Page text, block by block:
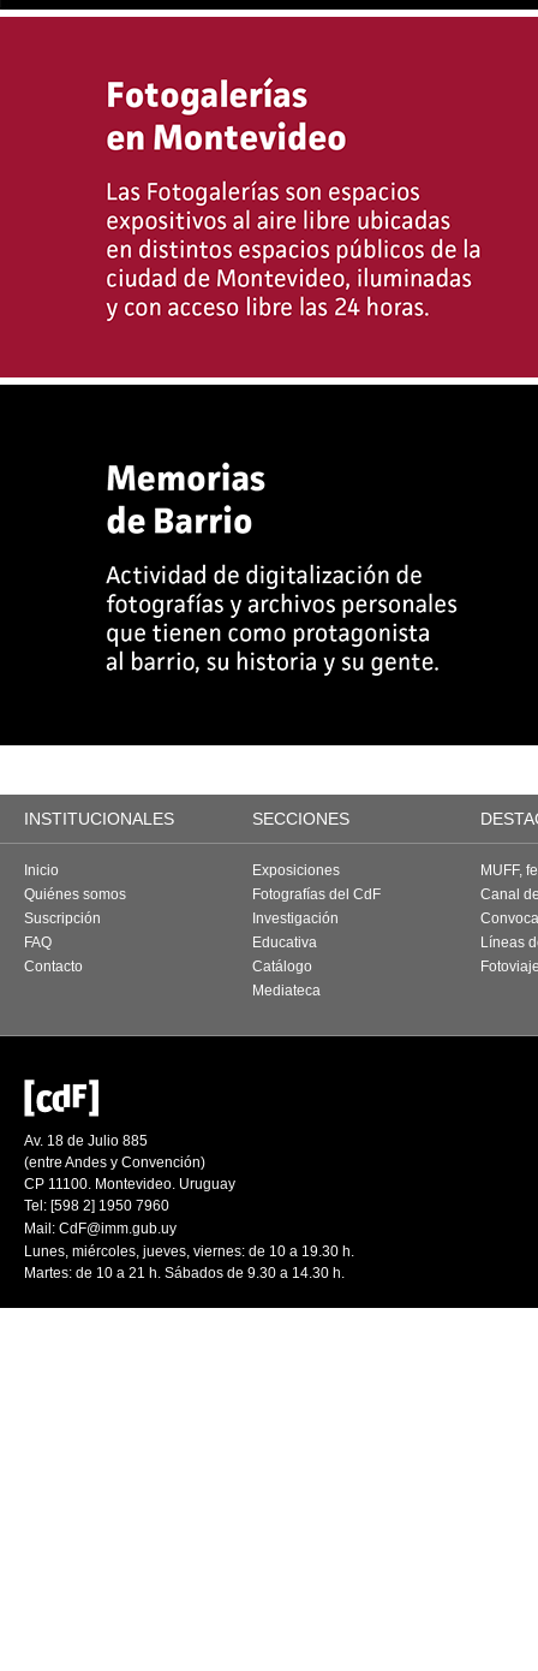
INSTITUCIONALES SECCIONES
Inicio
Quiénes somos
Suscripción
FAQ
Contacto
Exposiciones
Fotografías del CdF
Investigación
Educativa
Catálogo
Mediateca
MUFF,
Canal
Líneas
Av. 18 de Julio 885
(entre Andes y Convención)
CP 11100. Montevideo. Uruguay
Tel: [598 2] 1950 7960
Mail: CdF@imm.gub.uy
Lunes, miércoles, jueves, viernes: de 10 a 19.30 h.
Martes: de 10 a 21 h. Sábados de 9.30 a 14.30 h.